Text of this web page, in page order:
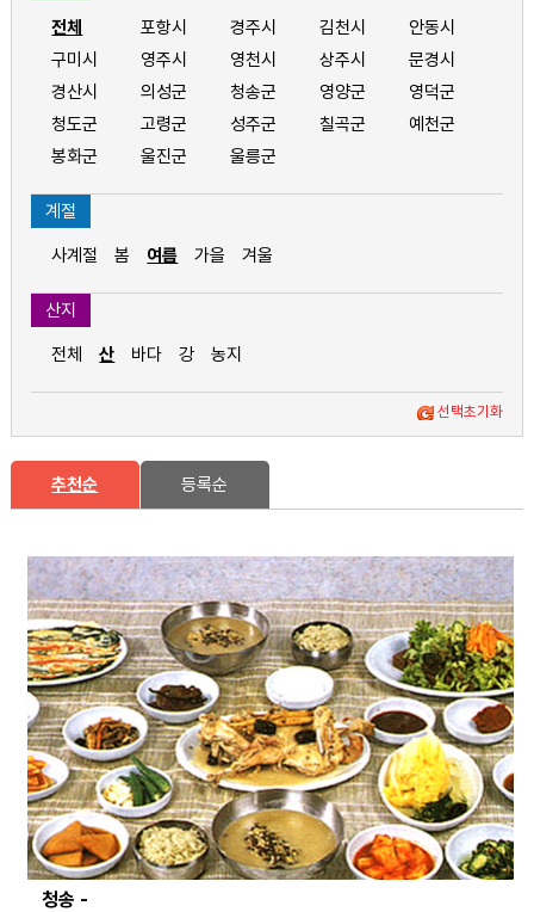
전체 포항시 경주시 김천시
안동시
구미시
영주시 영천시 상주시
문경시
경산시
의성군 청송군 영양군
영덕군
청도군
고령군 성주군 칠곡군
예천군
봉화군
울진군 울릉군
계절
사계절 봄 여름 가을 겨울
산지
전체 산 바다 강 농지
선택초기화
추천순 등록순
청송 -